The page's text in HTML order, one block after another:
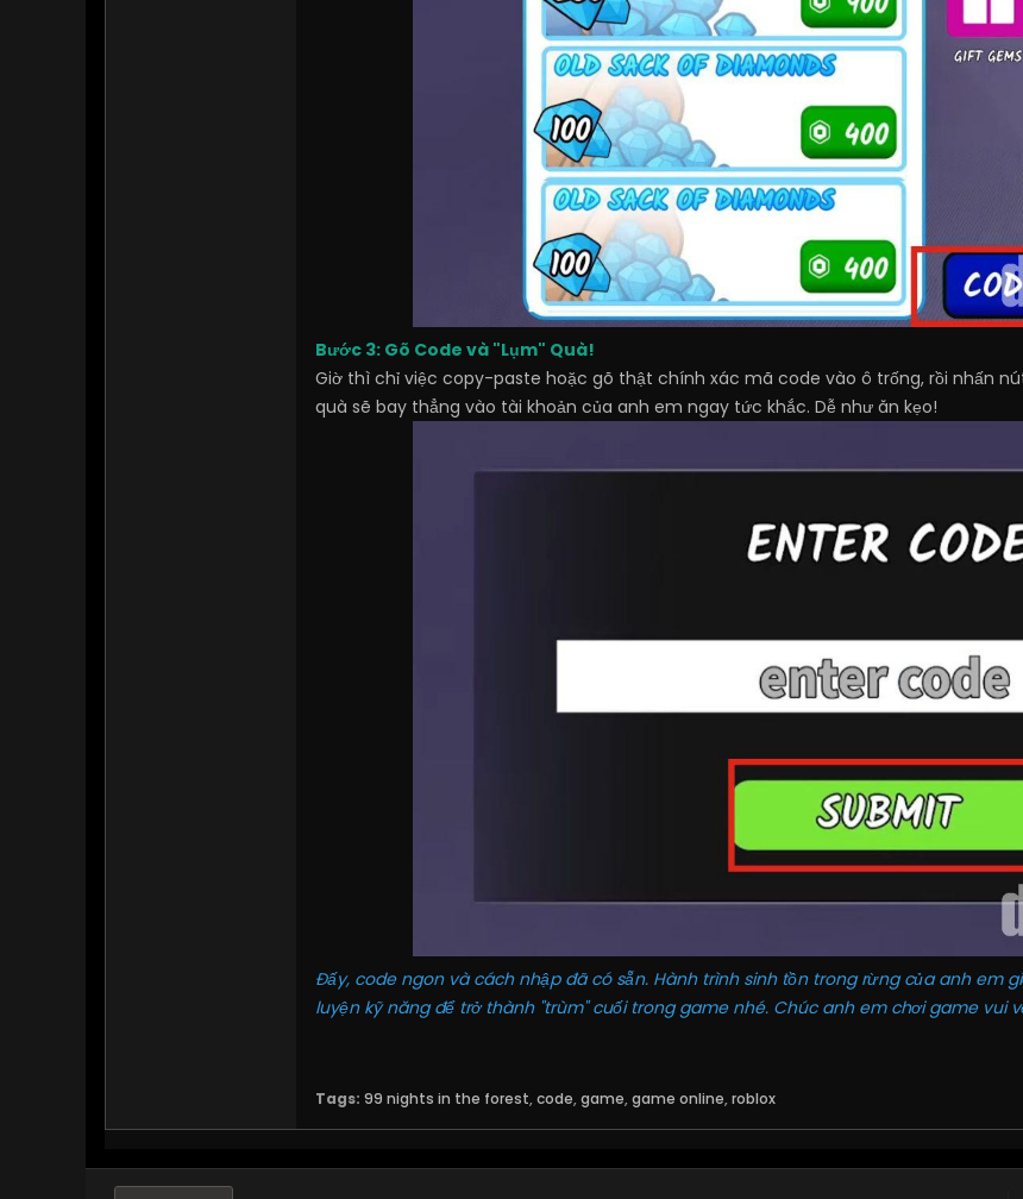
Bước 3: Gõ Code và "Lụm" Quà!
Giờ thì chỉ việc copy-paste hoặc gõ thật chính xác mã code vào ô trống, rồi nhấn
quà sẽ bay thẳng vào tài khoản của anh em ngay tức khắc. Dễ như ăn kẹo!
Đấy, code ngon và cách nhập đã có sẵn. Hành trình sinh tồn trong rừng của anh em
luyện kỹ năng để trở thành "trùm" cuối trong game nhé. Chúc anh em chơi game vui
Tags: 99 nights in the forest, code, game, game online, roblox